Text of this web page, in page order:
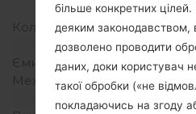
Кольори екрану
Акамулятор і
Ємність акумулятора
Механічна клавіатура
-
більше конкретних цілей.
деяким
дозволено проводити
даних, доки користувач
такої обробки («не
покладаючись на згоду